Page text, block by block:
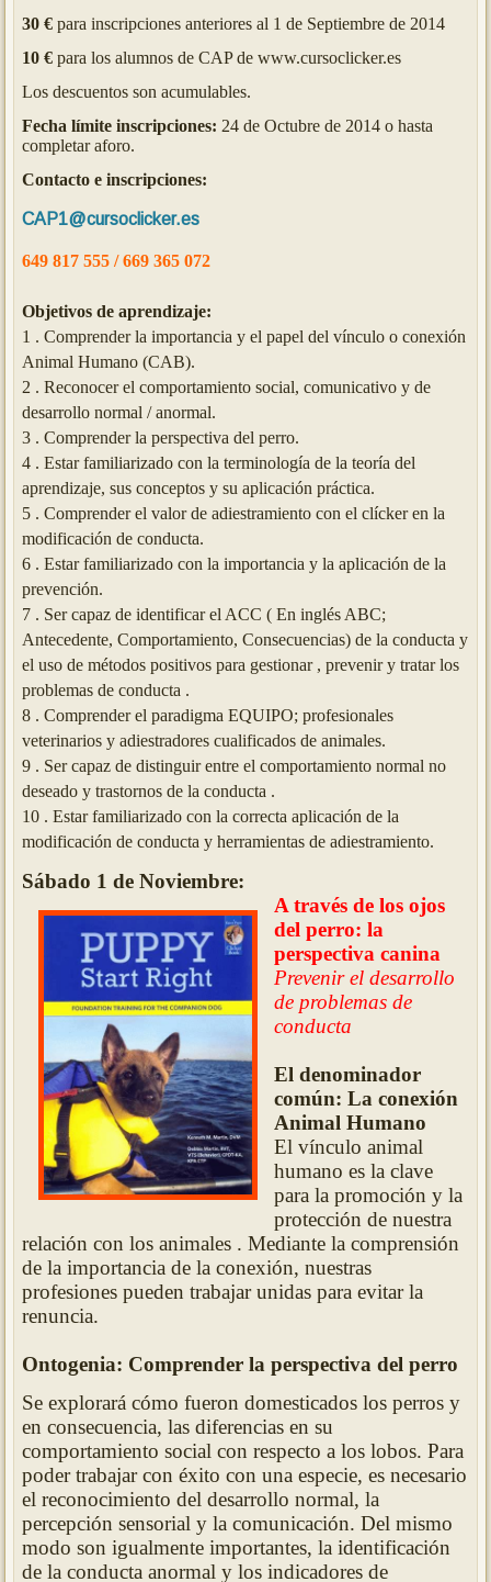
30 € para inscripciones anteriores al 1 de Septiembre de 2014
10 €para los alumnos de CAP de www.cursoclicker.es
Los descuentos son acumulables.
Fecha límite inscripciones: 24 de Octubre de 2014 o hasta
completar aforo.
Contacto e inscripciones:
CAP1@cursoclicker.es
649 817 555 / 669 365 072
Objetivos de aprendizaje:
1 .Comprender la importancia y el papel del vínculo o conexión
Animal Humano (CAB).
2 .Reconocer el comportamiento social, comunicativo y de
desarrollo normal / anormal.
3 .Comprender la perspectiva del perro.
4 .Estar familiarizado con la terminología de la teoría del
aprendizaje, sus conceptos y su aplicación práctica.
5 .Comprender el valor de adiestramiento con el clícker en la
modificación de conducta.
6 .Estar familiarizado con la importancia y la aplicación de la
prevención.
7 . Ser capaz de identificar el ACC ( En inglés ABC;
Antecedente, Comportamiento, Consecuencias) de la conducta y
el uso de métodos positivos para gestionar , prevenir y tratar los
problemas de conducta .
8 .Comprender el paradigma EQUIPO; profesionales
veterinarios y adiestradores cualificados de animales.
9 . Ser capaz de distinguir entre el comportamiento normal no
deseado y trastornos de la conducta .
10 .Estar familiarizado con la correcta aplicación de la
modificación de conducta y herramientas de adiestramiento.
Sábado 1 de Noviembre:
A través de los ojos
del perro: la
perspectiva canina
Prevenir el desarrollo
de problemas de
conducta
El denominador
común: La conexión
Animal Humano
El vínculo animal
humano es la clave
para la promoción y la
protección de nuestra
relación con los animales . Mediante la comprensión
de la importancia de la conexión, nuestras
profesiones pueden trabajar unidas para evitar la
renuncia.
Ontogenia: Comprender la perspectiva del perro
Se explorará cómo fueron domesticados los perros y
en consecuencia, las diferencias en su
comportamiento social con respecto a los lobos. Para
poder trabajar con éxito con una especie, es necesario
el reconocimiento del desarrollo normal, la
percepción sensorial y la comunicación. Del mismo
modo son igualmente importantes, la identificación
de la conducta anormal y los indicadores de